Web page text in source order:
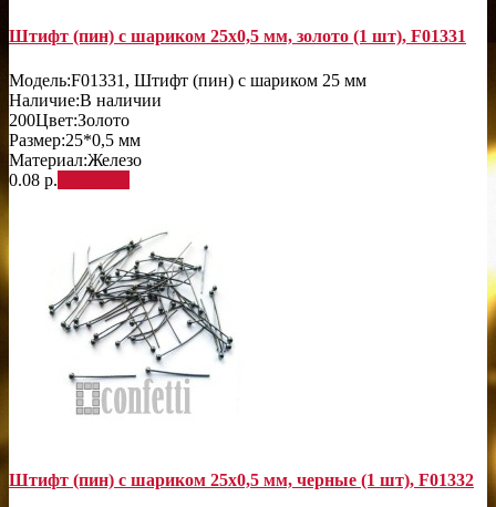
Штифт (пин) с шариком 25х0,5 мм, золото (1 шт), F01331
Модель:F01331, Штифт (пин) с шариком 25 мм
Наличие:В наличии
200Цвет:Золото
Размер:25*0,5 мм
Материал:Железо
0.08 р.
Штифт (пин) с шариком 25х0,5 мм, черные (1 шт), F01332